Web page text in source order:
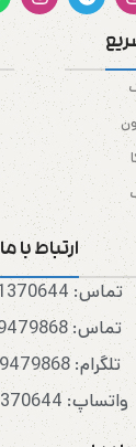
ارتباط با ما
تماس: 09381370644
تماس: 09009479868
تلگرام: 09009479868
واتساپ: 09381370644